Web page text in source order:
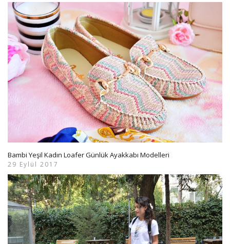
Bambi Yeşil Kadın Loafer Günlük Ayakkabı Modelleri
29 Eylül 2017